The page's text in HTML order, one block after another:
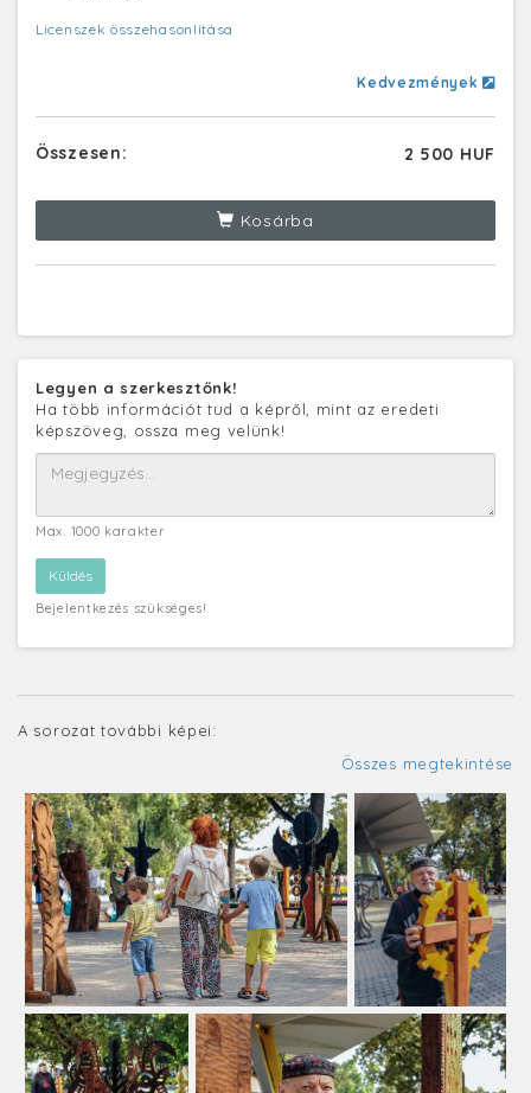
Licenszek összehasonlítása
Kedvezmények
Összesen: 2 500 HUF
Kosárba
Legyen a szerkesztőnk!
Ha több információt tud a képről, mint az eredeti
képszöveg, ossza meg velünk!
Max. 1000 karakter
Bejelentkezés szükséges!
A sorozat további képei:
Összes megtekintése